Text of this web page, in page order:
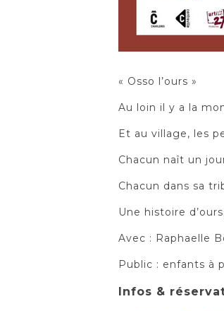
« Osso l’ours »
Au loin il y a la
Et au village, les
Chacun naît un
Chacun dans sa
Une histoire
Avec : Raphaelle
Public : enfants à
Infos &